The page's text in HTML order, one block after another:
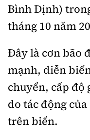
Thông tin tòa
Bình Định)
tháng 10 năm
Đây là cơn bão
mạnh, diễn
chuyển, cấp độ
do tác động
trên biển.